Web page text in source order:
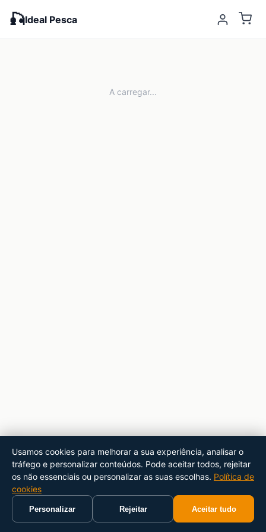
🎣Ideal Pesca
A carregar...
Usamos cookies para melhorar a sua experiência, analisar o
tráfego e personalizar conteúdos. Pode aceitar todos, rejeitar
os não essenciais ou personalizar as suas escolhas. Política de
cookies
Personalizar Rejeitar Aceitar tudo